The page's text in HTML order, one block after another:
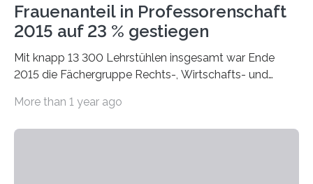
Frauenanteil in Professorenschaft
2015 auf 23 % gestiegen
Mit knapp 13 300 Lehrstühlen insgesamt war Ende
2015 die Fächergruppe Rechts-, Wirtschafts- und
bei…
More than 1 year ago